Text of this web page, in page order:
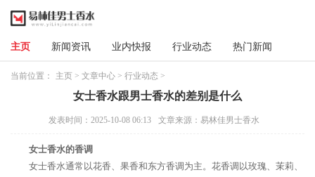
主页 新闻资讯 业内快报 行业动态 热门新闻
当前位置： 主页 > 文章中心 > 行业动态 >
女士香水跟男士香水的差别是什么
发表时间：2025-10-08 06:13 文章来源：易林佳男士香水
女士香水的香调
女士香水通常以花香、果香和东方香调为主。花香调以玫瑰、茉莉、